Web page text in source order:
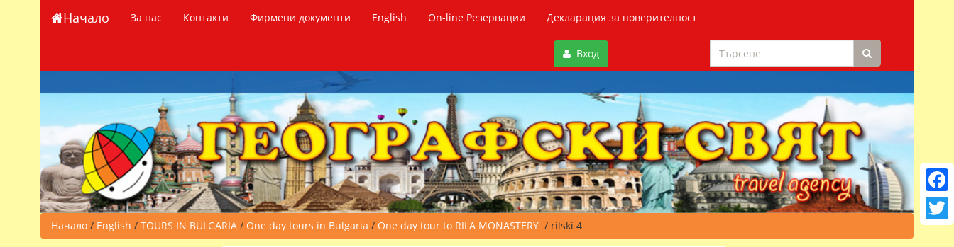
Начало За нас Контакти Фирмени документи English On-line Резервации Декларация за поверителност
Вход
Начало / English / TOURS IN BULGARIA / One day tours in Bulgaria / One day tour to RILA MONASTERY / rilski 4